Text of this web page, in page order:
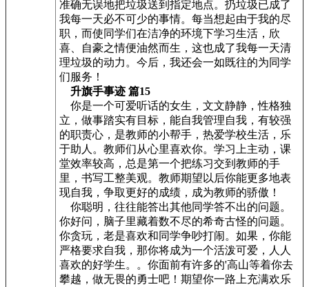
准确无误地把垃圾送到指定地点。扔垃圾已成了
我每一天必不可少的事情。每当想起由于我的尽
职，而使同学们在洁净的环境下学习生活，欣
喜、自豪之情便油然而生，这也成了我每一天清
理垃圾的动力。今后，我还会一如既往的为同学
们服务！
升旗手事迹 篇15
你是一个可爱听话的女生，文文静静，性格独
立，做事踏实有目标，能自我管理自我，有较强
的职责心，是教师的小帮手，热爱学校生活，乐
于助人。教师们从心里喜欢你。学习上主动，课
堂效率较高，总是第一个把练习交到教师的手
里，书写工整美观。教师期望以后你能更多地表
现自我，争取更好的成绩，成为教师的骄傲！
你聪明，往往能答出其他同学答不出的问题。
你好问，脑子里藏着数不尽的希奇古怪的问题。
你贪玩，老是喜欢和同学争吵打闹。如果，你能
严格要求自我，那你将成为一个活泼可爱，人人
喜欢的好学生。。你面前有许多的'高山等着你去
攀越，做无畏的勇士吧！期望你一路上充满欢乐